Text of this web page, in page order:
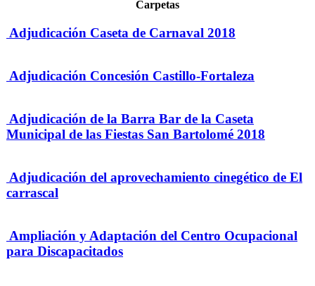
Carpetas
Adjudicación Caseta de Carnaval 2018
Adjudicación Concesión Castillo-Fortaleza
Adjudicación de la Barra Bar de la Caseta
Municipal de las Fiestas San Bartolomé 2018
Adjudicación del aprovechamiento cinegético de El
carrascal
Ampliación y Adaptación del Centro Ocupacional
para Discapacitados